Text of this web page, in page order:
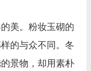
美。粉妆玉砌的
的与众不同。冬
景物，却用素朴